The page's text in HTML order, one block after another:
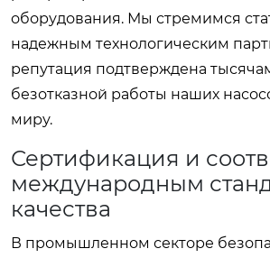
оборудования. Мы стремимся
надежным технологическим
репутация подтверждена
безотказной работы наших
миру.
Сертификация и
международным
качества
В промышленном секторе